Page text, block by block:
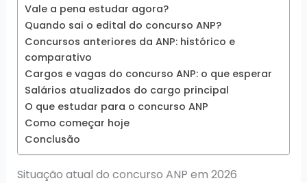
Vale a pena estudar agora?
Quando sai o edital do concurso ANP?
Concursos anteriores da ANP: histórico e
comparativo
Cargos e vagas do concurso ANP: o que esperar
Salários atualizados do cargo principal
O que estudar para o concurso ANP
Como começar hoje
Conclusão
Situação atual do concurso ANP em 2026